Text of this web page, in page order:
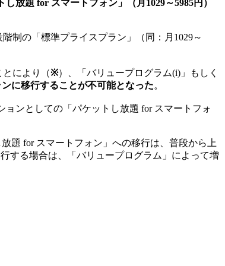
し放題 for スマートフォン」（月1029～5985円）
制の「標準プライスプラン」（同：月1029～
により（※）、「バリュープログラム(i)」もしく
に移行することが不可能となった。
ンとしての「パケットし放題 for スマートフォ
題 for スマートフォン」への移行は、普段から上
する場合は、「バリュープログラム」によって増